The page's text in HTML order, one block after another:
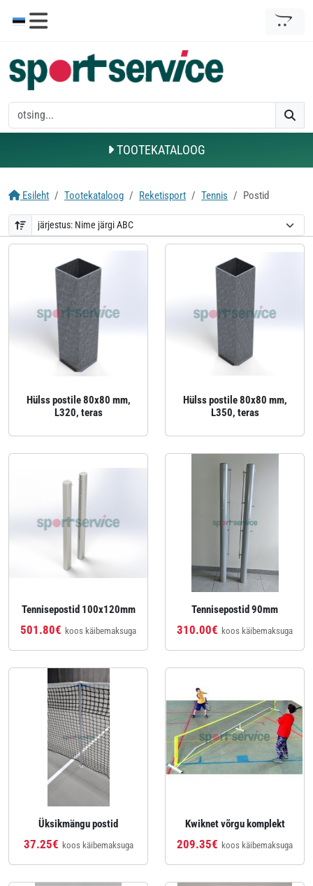
TOOTEKATALOOG
Esileht Tootekataloog Reketisport Tennis Postid
Hülss postile 80x80 mm,
L320, teras
Hülss postile 80x80 mm,
L350, teras
Tennisepostid 100x120mm
501.80€ koos käibemaksuga
Tennisepostid 90mm
310.00€ koos käibemaksuga
Üksikmängu postid
37.25€ koos käibemaksuga
Kwiknet võrgu komplekt
209.35€ koos käibemaksuga